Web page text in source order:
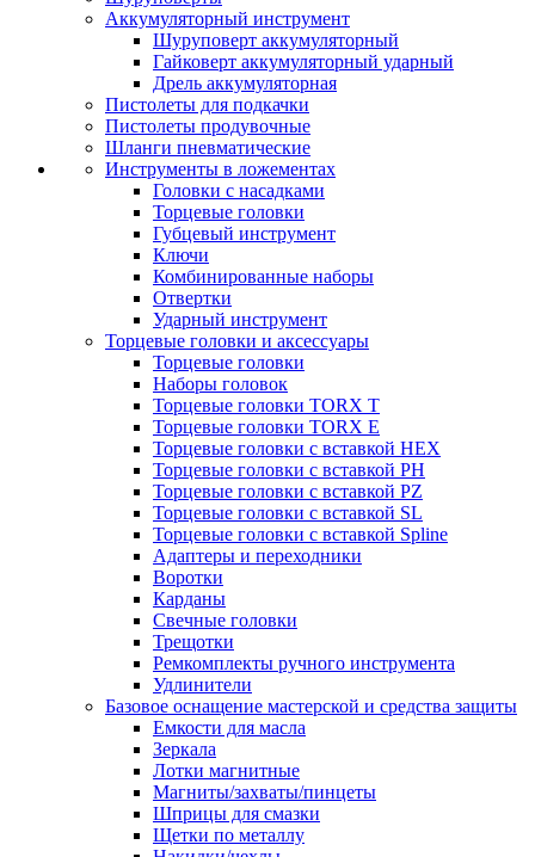
Аккумуляторный инструмент
Шуруповерт аккумуляторный
Гайковерт аккумуляторный ударный
Дрель аккумуляторная
Пистолеты для подкачки
Пистолеты продувочные
Шланги пневматические
Инструменты в ложементах
Головки с насадками
Торцевые головки
Губцевый инструмент
Ключи
Комбинированные наборы
Отвертки
Ударный инструмент
Торцевые головки и аксессуары
Торцевые головки
Наборы головок
Торцевые головки TORX T
Торцевые головки TORX Е
Торцевые головки с вставкой HEX
Торцевые головки с вставкой PH
Торцевые головки с вставкой PZ
Торцевые головки с вставкой SL
Торцевые головки с вставкой Spline
Адаптеры и переходники
Воротки
Карданы
Свечные головки
Трещотки
Ремкомплекты ручного инструмента
Удлинители
Базовое оснащение мастерской и средства защиты
Емкости для масла
Зеркала
Лотки магнитные
Магниты/захваты/пинцеты
Шприцы для смазки
Щетки по металлу